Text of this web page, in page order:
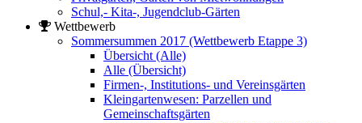
Schul,- Kita-, Jugendclub-Gärten
Wettbewerb
Sommersummen 2017 (Wettbewerb Etappe 3)
Übersicht (Alle)
Alle (Übersicht)
Firmen-, Institutions- und Vereinsgärten
Kleingartenwesen: Parzellen und
Gemeinschaftsgärten